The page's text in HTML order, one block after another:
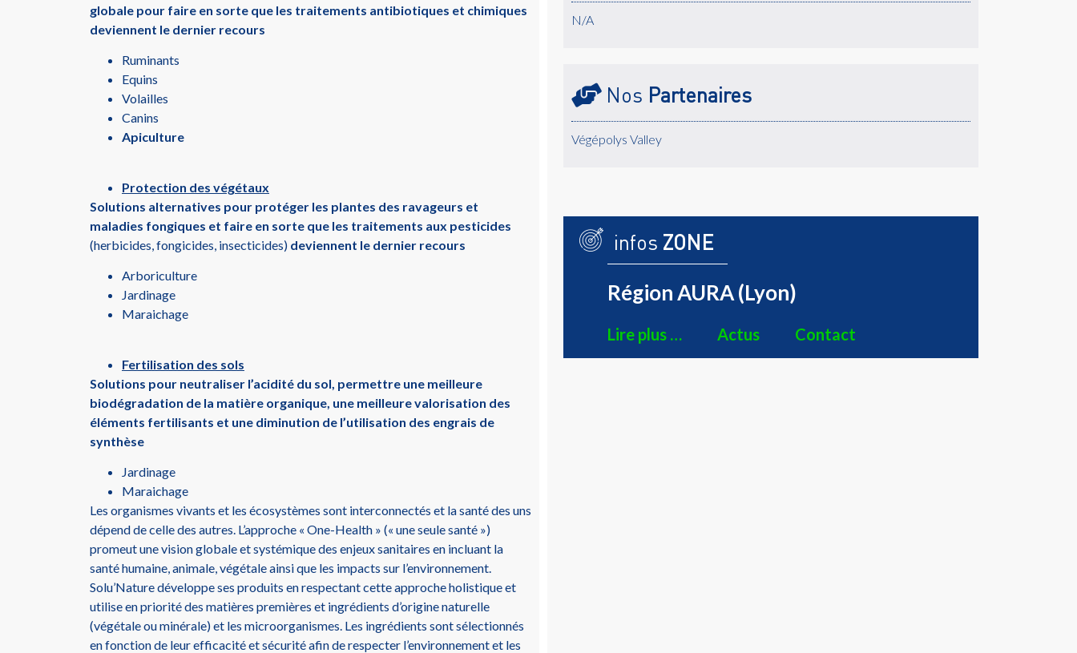
globale pour faire en sorte que les traitements antibiotiques et chimiques
deviennent le dernier recours
Ruminants
Equins
Volailles
Canins
Apiculture
Protection des végétaux
Solutions alternatives pour protéger les plantes des ravageurs et
maladies fongiques et faire en sorte que les traitements aux pesticides
(herbicides, fongicides, insecticides) deviennent le dernier recours
Arboriculture
Jardinage
Maraichage
Fertilisation des sols
Solutions pour neutraliser l’acidité du sol, permettre une meilleure
biodégradation de la matière organique, une meilleure valorisation des
éléments fertilisants et une diminution de l’utilisation des engrais de
synthèse
Jardinage
Maraichage
Les organismes vivants et les écosystèmes sont interconnectés et la santé des uns
dépend de celle des autres. L’approche « One-Health » (« une seule santé »)
promeut une vision globale et systémique des enjeux sanitaires en incluant la
santé humaine, animale, végétale ainsi que les impacts sur l’environnement.
Solu’Nature développe ses produits en respectant cette approche holistique et
utilise en priorité des matières premières et ingrédients d’origine naturelle
(végétale ou minérale) et les microorganismes. Les ingrédients sont sélectionnés
en fonction de leur efficacité et sécurité afin de respecter l’environnement et les
N/A
Nos Partenaires
Végépolys Valley
infos ZONE
Région AURA (Lyon)
Lire plus … Actus Contact